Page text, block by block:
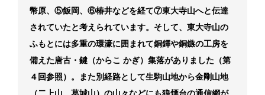
幣原、⑤飯岡、⑥椿井などを経て⑦東大寺山へと伝達
されていたと考えられています。そして、東大寺山の
ふもとには多重の環濠に囲まれて銅鐸や銅鏃の工房を
備えた唐古・鍵（からこ かぎ）集落がありました（第
４回参照）。また別経路として生駒山地から金剛山地